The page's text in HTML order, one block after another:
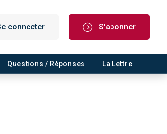
connecter S'abonner
Questions / Réponses La Lettre